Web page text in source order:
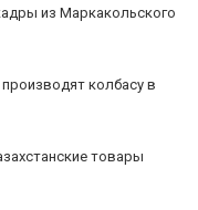
из Маркакольского
колбасу в
товары